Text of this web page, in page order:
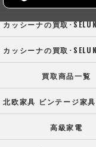
買取商品一覧
高級家電